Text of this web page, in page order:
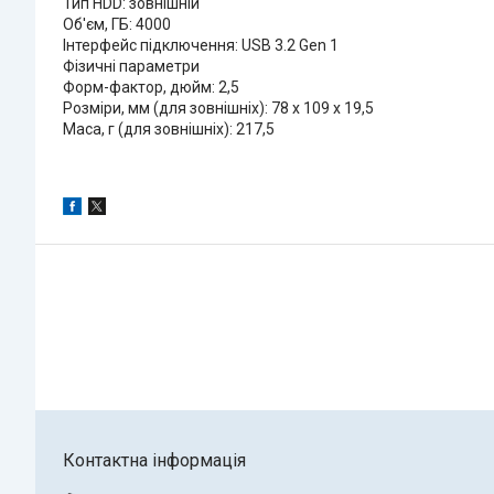
Об'єм, ГБ: 4000
Інтерфейс підключення: USB 3.2 Gen 1
Фізичні параметри
Форм-фактор, дюйм: 2,5
Розміри, мм (для зовнішніх): 78 x 109 x 19,5
Маса, г (для зовнішніх): 217,5